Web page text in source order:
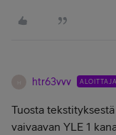
htr63vvv ALOITTAJA
Tuosta
vaivaavan YLE 1